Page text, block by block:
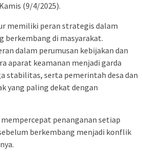
(9/4/2025).
memiliki peran strategis dalam
berkembang di masyarakat.
dalam perumusan kebijakan dan
aparat keamanan menjadi garda
stabilitas, serta pemerintah desa dan
yang paling dekat dengan
penanganan setiap
berkembang menjadi konflik